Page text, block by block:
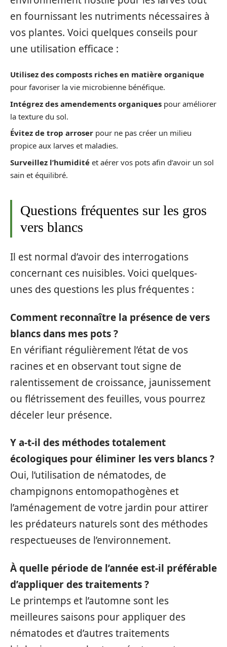
en fournissant les nutriments nécessaires à
vos plantes. Voici quelques conseils pour
une utilisation efficace :
Utilisez des composts riches en matière organique
pour favoriser la vie microbienne bénéfique.
Intégrez des amendements organiques pour améliorer
la texture du sol.
Évitez de trop arroser pour ne pas créer un milieu
propice aux larves et maladies.
Surveillez l’humidité et aérer vos pots afin d’avoir un sol
sain et équilibré.
Questions fréquentes sur les gros
vers blancs
Il est normal d’avoir des interrogations
concernant ces nuisibles. Voici quelques-
unes des questions les plus fréquentes :
Comment reconnaître la présence de vers
blancs dans mes pots ?
En vérifiant régulièrement l’état de vos
racines et en observant tout signe de
ralentissement de croissance, jaunissement
ou flétrissement des feuilles, vous pourrez
déceler leur présence.
Y a-t-il des méthodes totalement
écologiques pour éliminer les vers blancs ?
Oui, l’utilisation de nématodes, de
champignons entomopathogènes et
l’aménagement de votre jardin pour attirer
les prédateurs naturels sont des méthodes
respectueuses de l’environnement.
À quelle période de l’année est-il préférable
d’appliquer des traitements ?
Le printemps et l’automne sont les
meilleures saisons pour appliquer des
nématodes et d’autres traitements